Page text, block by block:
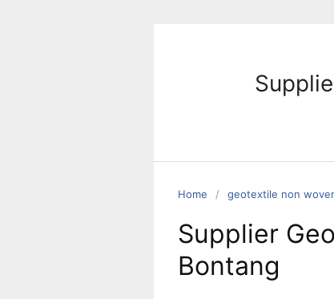
Home geotextile non
Supplier
Bontang